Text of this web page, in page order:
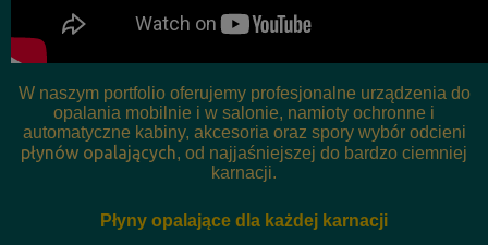
W naszym portfolio oferujemy profesjonalne urządzenia do
opalania mobilnie i w salonie, namioty ochronne i
automatyczne kabiny, akcesoria oraz spory wybór odcieni
płynów opalających, od najjaśniejszej do bardzo ciemniej
karnacji.
Płyny opalające dla każdej karnacji